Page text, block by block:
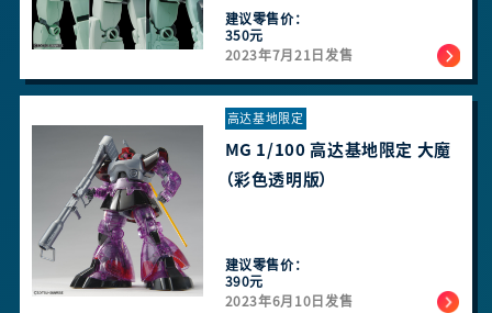
建议零售价：
350元
2023年7月21日发售
高达基地限定
MG 1/100 高达基地限定 大魔
（彩色透明版）
建议零售价：
390元
2023年6月10日发售